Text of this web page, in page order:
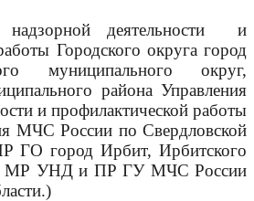
надзорной деятельности и
Городского округа город
муниципального округ,
района Управления
и профилактической работы
МЧС России по Свердловской
ГО город Ирбит, Ирбитского
МР УНД и ПР ГУ МЧС России